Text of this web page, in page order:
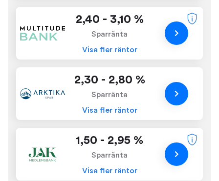
2,40 - 3,10 %
Sparränta
Visa fler räntor
2,30 - 2,80 %
Sparränta
Visa fler räntor
1,50 - 2,95 %
Sparränta
Visa fler räntor